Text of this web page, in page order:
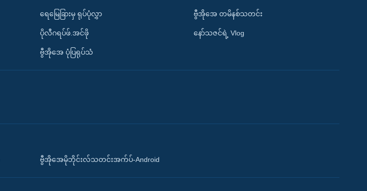
ရေမြေခြားမှ ရုပ်ပုံလွှာ
ပိုလီဂရပ်ဖ်.အင်ဖို
ဗွီအိုအေ ပုံပြရုပ်သံ
ဗွီအိုအေ တမိနစ်သတင်း
နော်သဇင်ရဲ့ Vlog
ဗွီအိုအေမိုဘိုင်းလ်သတင်းအက်ပ်-Android